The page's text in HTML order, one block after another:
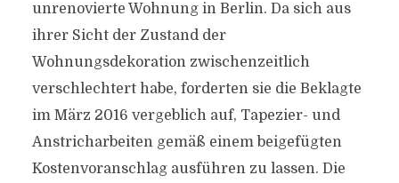
unrenovierte Wohnung in Berlin. Da sich aus
ihrer Sicht der Zustand der
Wohnungsdekoration zwischenzeitlich
verschlechtert habe, forderten sie die Beklagte
im März 2016 vergeblich auf, Tapezier- und
Anstricharbeiten gemäß einem beigefügten
Kostenvoranschlag ausführen zu lassen. Die